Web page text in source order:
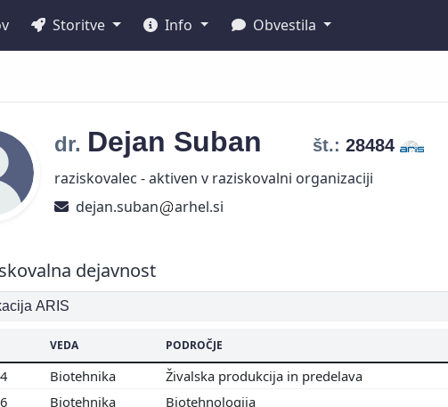
Storitve Info Obvestila
dr. Dejan Suban št.: 28484
raziskovalec - aktiven v raziskovalni organizaciji
dejan.suban
arhel.si
dejavnost
ARIS
VEDA PODROČJE
Biotehnika Živalska produkcija in predelava
Biotehnika Biotehnologija